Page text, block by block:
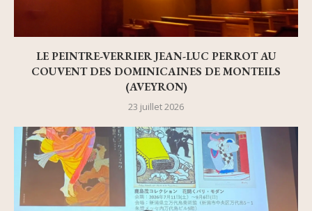
LE PEINTRE-VERRIER JEAN-LUC PERROT AU
COUVENT DES DOMINICAINES DE MONTEILS
(AVEYRON)
23 juillet 2026